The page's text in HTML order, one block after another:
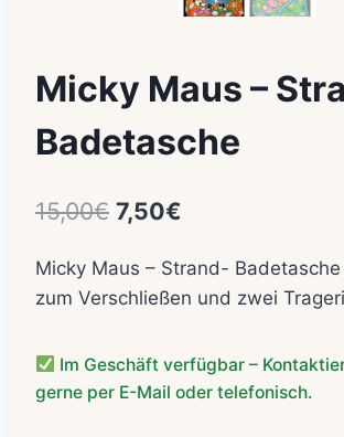
Micky Maus –
Badetasche
15,00€ Ursprünglicher
war:
7,50€
ist:
Micky Maus – Strand-
zum Verschließen und zwei
Im Geschäft verfügbar –
gerne per E-Mail oder telefonisch.